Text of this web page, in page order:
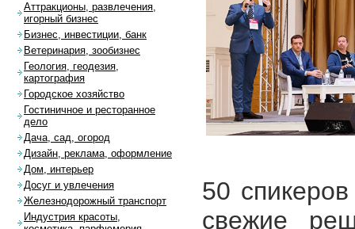
50
свежие
Аттракционы, развлечения,
игорный бизнес
Бизнес, инвестиции, банк
Ветеринария, зообизнес
Геология, геодезия,
картография
Городское хозяйство
Гостиничное и ресторанное
дело
Дача, сад, огород
Дизайн, реклама, оформление
Дом, интерьер
Досуг и увлечения
Железнодорожный транспорт
Индустрия красоты,